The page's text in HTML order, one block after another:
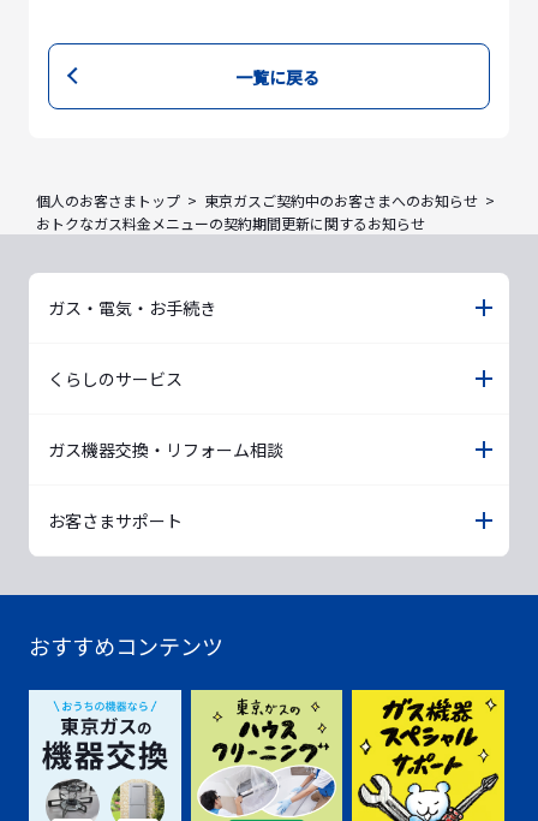
一覧に戻る
個人のお客さまトップ
東京ガスご契約中のお客さまへのお知らせ
おトクなガス料金メニューの契約期間更新に関するお知らせ
ガス・電気・お手続き
くらしのサービス
ガス機器交換・リフォーム相談
お客さまサポート
おすすめコンテンツ